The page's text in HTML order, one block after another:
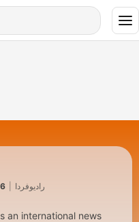
رادیوفردا
an international news